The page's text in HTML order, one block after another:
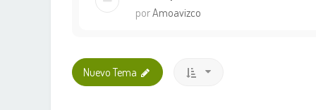
porAmoavizco
Nuevo Tema